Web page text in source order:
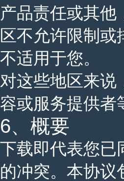
产品责任或其他
区不允许限制
不适用于您。
对这些地区来说
容或服务提供者
6、概要
下载即代表您已
的冲突。本协议